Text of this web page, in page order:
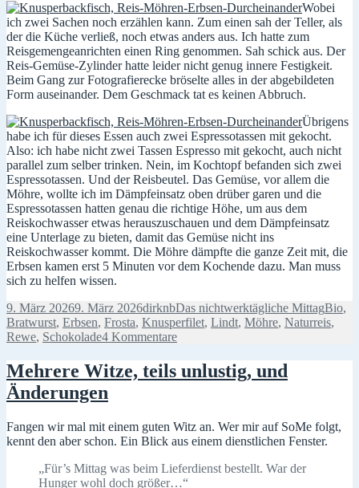
Wobei
ich zwei Sachen noch erzählen kann. Zum einen sah der Teller, als
der die Küche verließ, noch etwas anders aus. Ich hatte zum
Reisgemengeanrichten einen Ring genommen. Sah schick aus. Der
Reis-Gemüse-Zylinder hatte leider nicht genug innere Festigkeit.
Beim Gang zur Fotografierecke bröselte alles in der abgebildeten
Form auseinander. Dem Geschmack tat es keinen Abbruch.
Übrigens
habe ich für dieses Essen auch zwei Espressotassen mit gekocht.
Also: ich habe nicht zwei Tassen Espresso mit gekocht, auch nicht
parallel zum selber trinken. Nein, im Kochtopf befanden sich zwei
Espressotassen. Und der Reisbeutel. Das Gemüse, vor allem die
Möhre, wollte ich im Dämpfeinsatz oben drüber garen und die
Espressotassen hatten genau die richtige Höhe, um aus dem
Reiskochwasser etwas herauszuschauen und dem Dämpfeinsatz
eine Unterlage zu bieten, damit das Gemüse nicht ins
Reiskochwasser kommt. Die Möhre dämpfte die ganze Zeit mit, die
Erbsen kamen erst 5 Minuten vor dem Kochende dazu. Man muss
sich zu helfen wissen.
Veröffentlicht
am
9. März 20269. März 2026Autor
dirknbKategorien
Das nichtwerktägliche MittagBio,
Bratwurst, Erbsen, Frosta, Knusperfilet, Lindt, Möhre, Naturreis,
Rewe, Schokolade4 Kommentarezu
Enttäuschungen
und
Mehrere Witze, teils unlustig, und
Änderungen
Fangen wir mal mit einem guten Witz an. Wer mir auf SoMe folgt,
kennt den aber schon. Ein Blick aus einem dienstlichen Fenster.
„Für’s Mittag was beim Lieferdienst bestellt. War der
Hunger wohl doch größer…“